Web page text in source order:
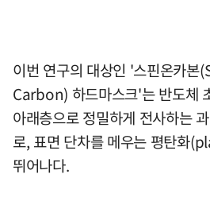
이번 연구의 대상인 '스핀온카
Carbon) 하드마스크'는 반도체
아래층으로 정밀하게 전사하는
로, 표면 단차를 메우는 평탄화
뛰어나다.